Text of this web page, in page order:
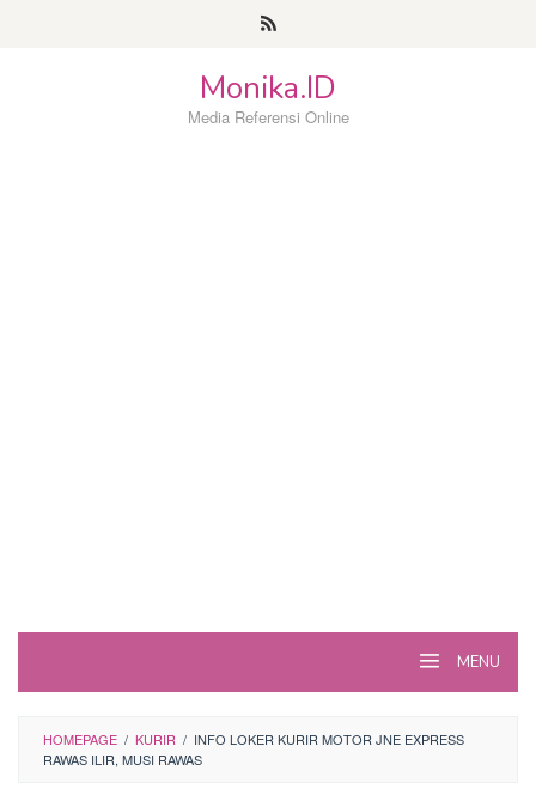
Monika.ID
Media Referensi Online
MENU
HOMEPAGE / KURIR / INFO LOKER KURIR MOTOR JNE EXPRESS
RAWAS ILIR, MUSI RAWAS